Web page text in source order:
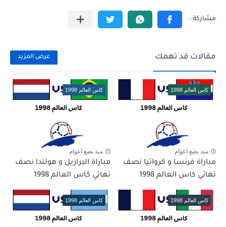
مقالات قد تهمك عرض المزيد
كاس العالم 1998
منذ بضع اعوام
مباراة فرنسا و كرواتيا نصف
نهائي كاس العالم 1998
كاس العالم 1998
منذ بضع اعوام
مباراة البرازيل و هولندا نصف
نهائي كاس العالم 1998
كاس العالم 1998 كاس العالم 1998